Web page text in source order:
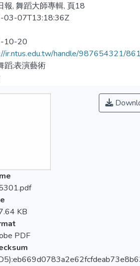
報, 舞蹈大師專輯, 頁18
03-07T13:18:36Z
10-20
ir.ntus.edu.tw/handle/987654321/
蹈;表演藝術
KB
PDF